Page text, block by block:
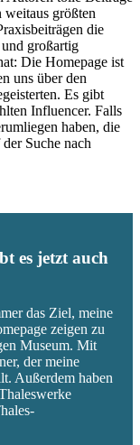
weitaus größten
die
großartig
Die Homepage ist
uns über den
Es gibt
Influencer. Falls
haben, die
Suche nach
es jetzt auch
das Ziel, meine
zeigen zu
Museum. Mit
der meine
Außerdem haben